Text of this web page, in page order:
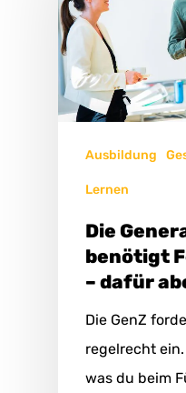
Ausbildung
Lernen
Die
benötigt
– dafür
Die GenZ
regelrecht
was du beim